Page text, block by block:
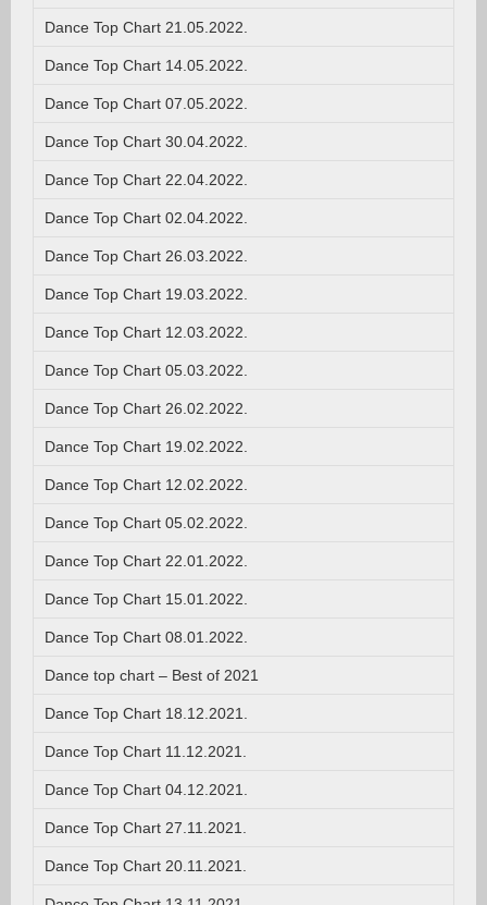
Dance Top Chart 21.05.2022.
Dance Top Chart 14.05.2022.
Dance Top Chart 07.05.2022.
Dance Top Chart 30.04.2022.
Dance Top Chart 22.04.2022.
Dance Top Chart 02.04.2022.
Dance Top Chart 26.03.2022.
Dance Top Chart 19.03.2022.
Dance Top Chart 12.03.2022.
Dance Top Chart 05.03.2022.
Dance Top Chart 26.02.2022.
Dance Top Chart 19.02.2022.
Dance Top Chart 12.02.2022.
Dance Top Chart 05.02.2022.
Dance Top Chart 22.01.2022.
Dance Top Chart 15.01.2022.
Dance Top Chart 08.01.2022.
Dance top chart – Best of 2021
Dance Top Chart 18.12.2021.
Dance Top Chart 11.12.2021.
Dance Top Chart 04.12.2021.
Dance Top Chart 27.11.2021.
Dance Top Chart 20.11.2021.